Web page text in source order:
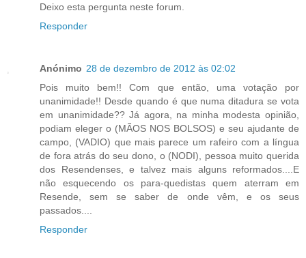
Deixo esta pergunta neste forum.
Responder
Anónimo 28 de dezembro de 2012 às 02:02
Pois muito bem!! Com que então, uma votação por
unanimidade!! Desde quando é que numa ditadura se vota
em unanimidade?? Já agora, na minha modesta opinião,
podiam eleger o (MÃOS NOS BOLSOS) e seu ajudante de
campo, (VADIO) que mais parece um rafeiro com a língua
de fora atrás do seu dono, o (NODI), pessoa muito querida
dos Resendenses, e talvez mais alguns reformados....E
não esquecendo os para-quedistas quem aterram em
Resende, sem se saber de onde vêm, e os seus
passados....
Responder